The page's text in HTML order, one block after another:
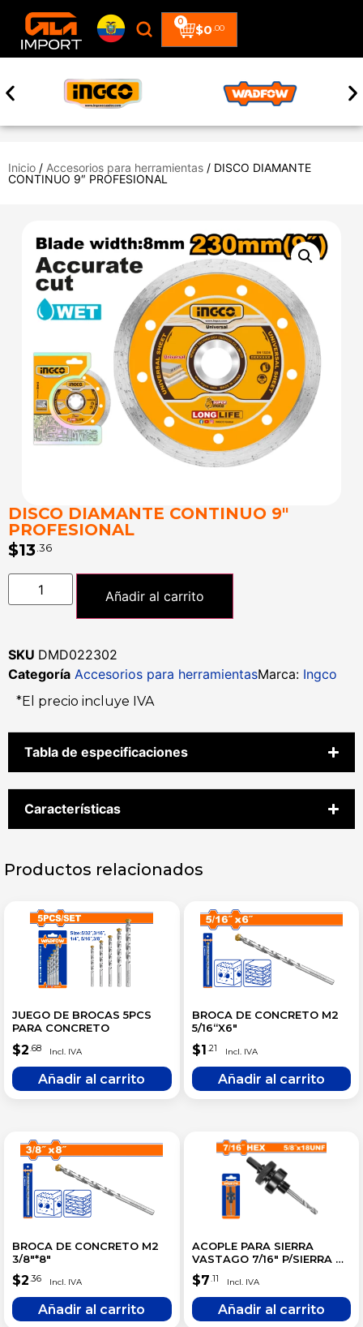
$0 .00
0
Inicio / Accesorios para herramientas / DISCO DIAMANTE
CONTINUO 9″ PROFESIONAL
DISCO DIAMANTE CONTINUO 9″
PROFESIONAL
$13 .36
Añadir al carrito
SKU DMD022302
Categoría Accesorios para herramientasMarca: Ingco
*El precio incluye IVA
Tabla de especificaciones
Características
Productos relacionados
JUEGO DE BROCAS 5PCS
PARA CONCRETO
$2.68
BROCA DE CONCRETO M2
5/16“X6″
$1.21
BROCA DE CONCRETO M2
3/8″*8″
$2.36
ACOPLE PARA SIERRA
VASTAGO 7/16″ P/SIERRA DE
32MM A 210MM
$7.11